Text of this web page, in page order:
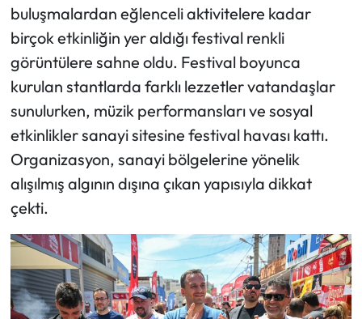
buluşmalardan eğlenceli aktivitelere kadar
birçok etkinliğin yer aldığı festival renkli
görüntülere sahne oldu. Festival boyunca
kurulan stantlarda farklı lezzetler vatandaşlar
sunulurken, müzik performansları ve sosyal
etkinlikler sanayi sitesine festival havası kattı.
Organizasyon, sanayi bölgelerine yönelik
alışılmış algının dışına çıkan yapısıyla dikkat
çekti.